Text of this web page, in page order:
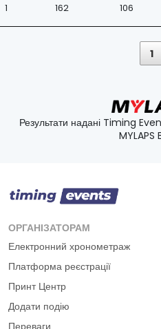
1 162 106
1
Результати надані Timing
MYLAPS
ОРГАНІЗАТОРАМ
Електронний хронометраж
Платформа реєстрації
Принт Центр
Додати подію